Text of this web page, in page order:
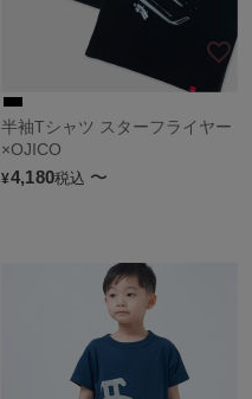
半袖Tシャツ スターフライヤー
×OJICO
¥4,180税込 〜